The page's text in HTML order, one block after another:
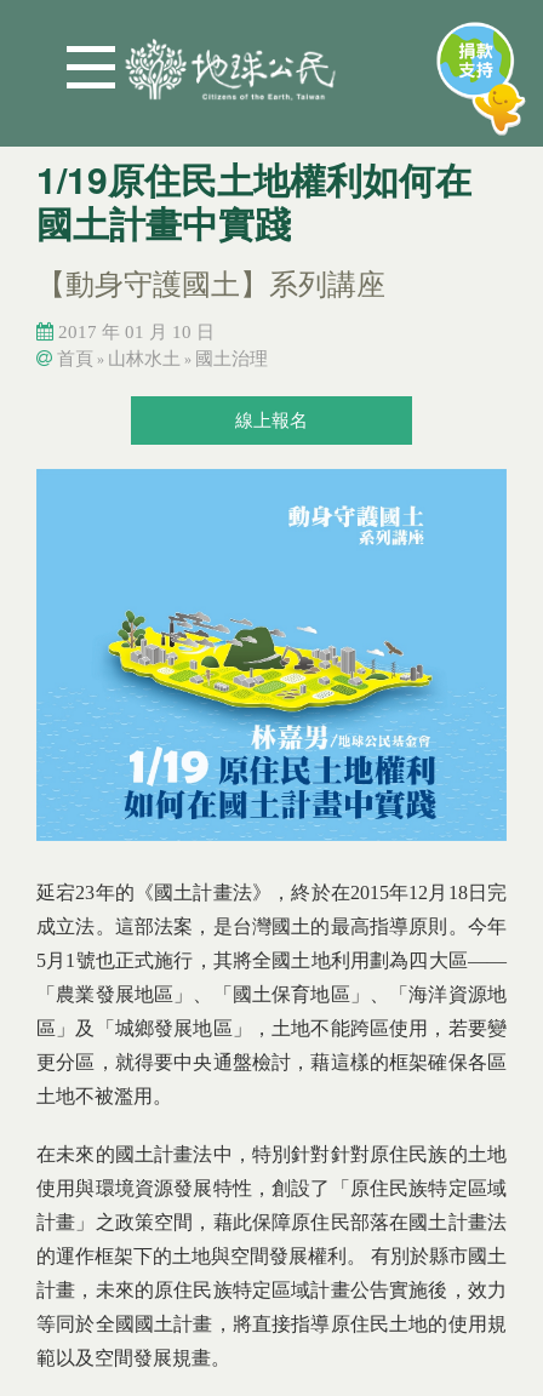
1/19原住民土地權利如何在
國土計畫中實踐
【動身守護國土】系列講座
2017 年 01 月 10 日
您在這裡
首頁 » 山林水土 » 國土治理
線上報名
延宕23年的《國土計畫法》，終於在2015年12月18日完
成立法。這部法案，是台灣國土的最高指導原則。今年
5月1號也正式施行，其將全國土地利用劃為四大區——
「農業發展地區」、「國土保育地區」、「海洋資源地
區」及「城鄉發展地區」，土地不能跨區使用，若要變
更分區，就得要中央通盤檢討，藉這樣的框架確保各區
土地不被濫用。
在未來的國土計畫法中，特別針對針對原住民族的土地
使用與環境資源發展特性，創設了「原住民族特定區域
計畫」之政策空間，藉此保障原住民部落在國土計畫法
的運作框架下的土地與空間發展權利。 有別於縣市國土
計畫，未來的原住民族特定區域計畫公告實施後，效力
等同於全國國土計畫，將直接指導原住民土地的使用規
範以及空間發展規畫。